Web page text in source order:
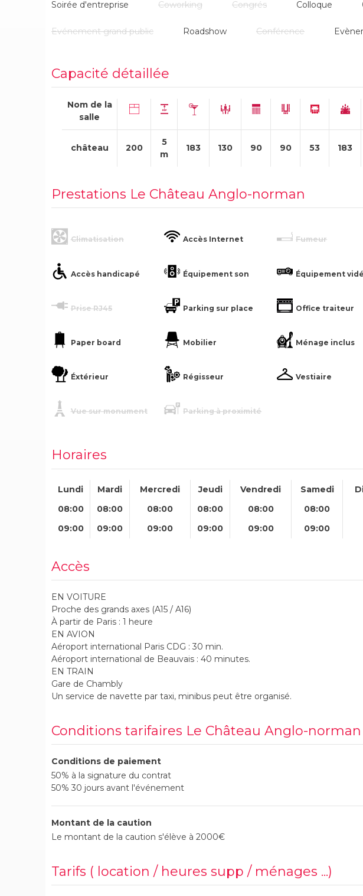
Soirée d'entreprise Coworking Congrés Colloque
Evénement grand public Roadshow Conférence
Capacité détaillée
Nom de la
salle
château 200
5
m
183 130 90 90 53 183
Prestations Le Château Anglo-norman
Climatisation Accès Internet Fumeur
Accès handicapé Équipement son Équipement
Prise RJ45 Parking sur place Office traiteur
Paper board Mobilier Ménage inclus
Éxtérieur Régisseur Vestiaire
Vue sur monument Parking à proximité
Horaires
Lundi Mardi Mercredi Jeudi Vendredi Samedi
08:00
08:00 08:00 08:00 08:00 08:00
09:00
09:00 09:00 09:00 09:00 09:00
Accès
EN VOITURE
Proche des grands axes (A15 / A16)
À partir de Paris : 1 heure
EN AVION
Aéroport international Paris CDG : 30 min.
Aéroport international de Beauvais : 40 minutes.
EN TRAIN
Gare de Chambly
Un service de navette par taxi, minibus peut être organisé.
Conditions tarifaires Le Château Anglo-norman
Conditions de paiement
50% à la signature du contrat
50% 30 jours avant l'événement
Montant de la caution
Le montant de la caution s'élève à 2000€
Tarifs ( location / heures supp / ménages ...)